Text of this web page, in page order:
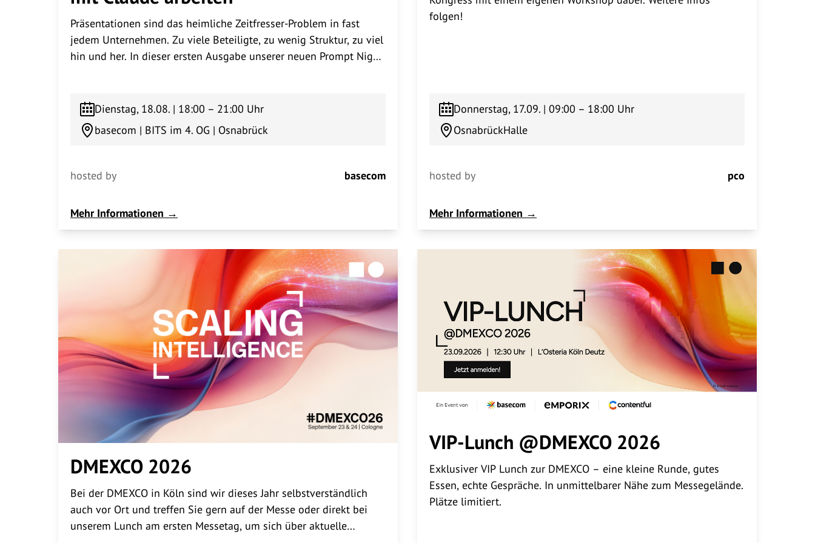
Präsentationen sind das heimliche Zeitfresser-Problem in fast
jedem Unternehmen. Zu viele Beteiligte, zu wenig Struktur, zu viel
hin und her. In dieser ersten Ausgabe unserer neuen Prompt Night
bei basecom mit Claude und klaren Design-Vorlagen einen neuen
Workflow etabliert haben — von der ersten Idee bis zum fertigen
Deck.Danach: kein weiterer Vortrag, sondern echter Austausch.
und kühle Getränke ist gesorgt — und das AI Meetup findet im
zur allerersten Prompt Night — wir freuen uns auf euch!
Dienstag, 18.08. | 18:00 – 21:00 Uhr
basecom | BITS im 4. OG | Osnabrück
hosted by basecom
Mehr Informationen →
folgen!
Donnerstag, 17.09. | 09:00 – 18:00 Uhr
OsnabrückHalle
hosted by pco
Mehr Informationen →
DMEXCO 2026
Bei der DMEXCO in Köln sind wir dieses Jahr selbstverständlich
auch vor Ort und treffen Sie gern auf der Messe oder direkt bei
unserem Lunch am ersten Messetag, um sich über aktuelle
VIP-Lunch @DMEXCO 2026
Exklusiver VIP Lunch zur DMEXCO – eine kleine Runde, gutes
Essen, echte Gespräche. In unmittelbarer Nähe zum Messegelände.
Plätze limitiert.